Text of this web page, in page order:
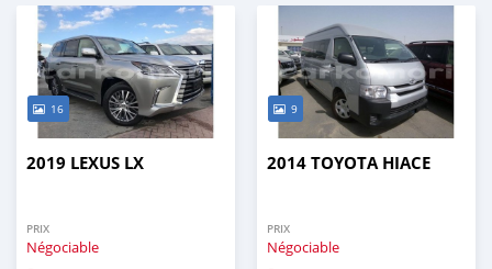
16
2019 LEXUS LX
PRIX
Négociable
9
2014 TOYOTA HIACE
PRIX
Négociable